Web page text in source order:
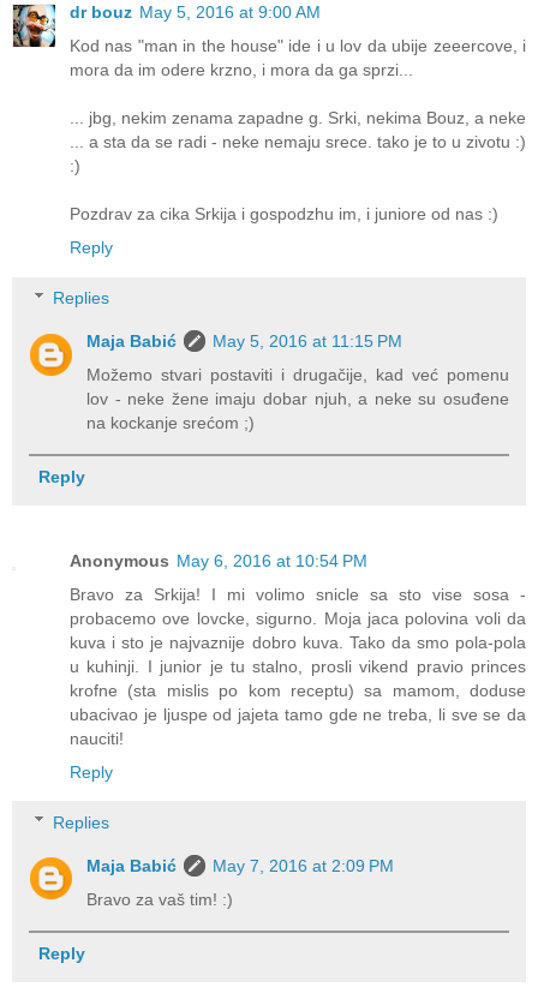
dr bouz May 5, 2016 at 9:00 AM
Kod nas "man in the house" ide i u lov da ubije zeeercove, i
mora da im odere krzno, i mora da ga sprzi...
... jbg, nekim zenama zapadne g. Srki, nekima Bouz, a neke
... a sta da se radi - neke nemaju srece. tako je to u zivotu :)
:)
Pozdrav za cika Srkija i gospodzhu im, i juniore od nas :)
Reply
Replies
Maja Babić
May 5, 2016 at 11:15 PM
Možemo stvari postaviti i drugačije, kad već pomenu
lov - neke žene imaju dobar njuh, a neke su osuđene
na kockanje srećom ;)
Reply
Anonymous May 6, 2016 at 10:54 PM
Bravo za Srkija! I mi volimo snicle sa sto vise sosa -
probacemo ove lovcke, sigurno. Moja jaca polovina voli da
kuva i sto je najvaznije dobro kuva. Tako da smo pola-pola
u kuhinji. I junior je tu stalno, prosli vikend pravio princes
krofne (sta mislis po kom receptu) sa mamom, doduse
ubacivao je ljuspe od jajeta tamo gde ne treba, li sve se da
nauciti!
Reply
Replies
Maja Babić
May 7, 2016 at 2:09 PM
Bravo za vaš tim! :)
Reply